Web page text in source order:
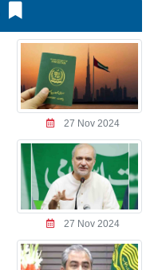
27 Nov 2024
27 Nov 2024